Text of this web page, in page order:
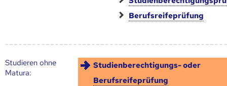
Berufsreifeprüfung
Studieren ohne
Matura:
Studienberechtigungs- oder
Berufsreifeprüfung